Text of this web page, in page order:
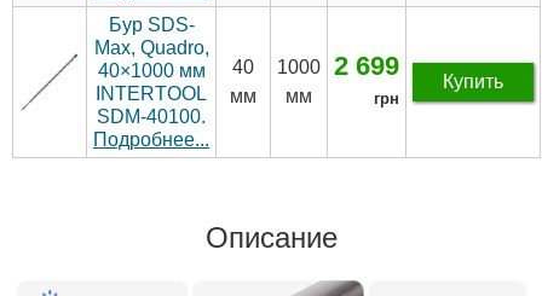
Бур SDS-
Max, Quadro,
40×1000 мм
INTERTOOL
SDM-40100.
Подробнее...
40
мм
1000
мм
2 699
грн
Купить
Описание